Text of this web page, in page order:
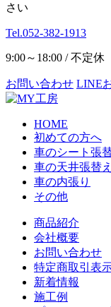
さい
Tel.052-382-1913
9:00～18:00 / 不定休
お問い合わせ LINE
HOME
初めての方へ
車のシート張
車の天井張替え
車の内張り
その他
商品紹介
会社概要
お問い合わせ
特定商取引表
新着情報
施工例